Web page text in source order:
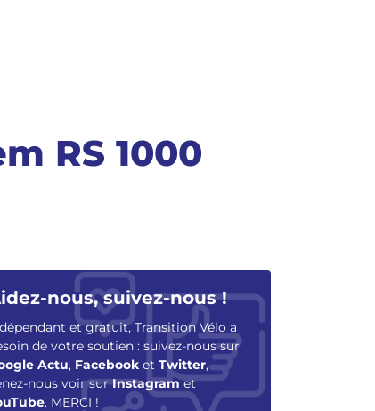
RS 1000
nous, suivez-nous !
et gratuit, Transition Vélo a
de votre soutien : suivez-nous sur
Actu, Facebook et Twitter,
nous voir surInstagramet
. MERCI !